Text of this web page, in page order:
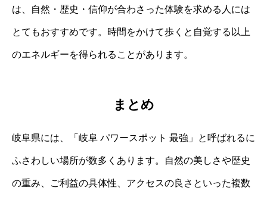
は、自然・歴史・信仰が合わさった体験を求める人には
とてもおすすめです。時間をかけて歩くと自覚する以上
のエネルギーを得られることがあります。
まとめ
岐阜県には、「岐阜 パワースポット 最強」と呼ばれるに
ふさわしい場所が数多くあります。自然の美しさや歴史
の重み、ご利益の具体性、アクセスの良さといった複数